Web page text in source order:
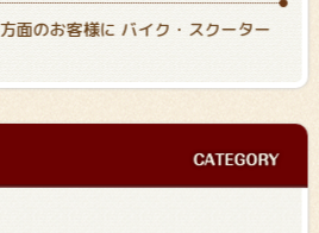
面のお客様に バイク・スクーター